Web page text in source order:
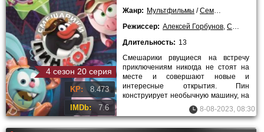
4 сезон 20 серия
KP: 8.473
IMDb: 7.6
Жанр: Мультфильмы /Семейные
Режиссер: Алексей Горбунов, Светлана Мардаголимова
Длительность: 13
Смешарики рвущиеся на встречу
приключениям никогда не стоят на
месте и совершают новые и
интересные открытия. Пин
конструирует необычную машину, на
которой вся компания отправляется
в
8-08-2023, 08:30